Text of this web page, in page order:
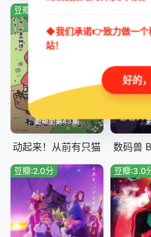
第33集 第34集
第42集
更新至第43集
豆瓣:1.0分
动起来！从前有只猫 数码兽
豆瓣:2.0分 豆瓣:3.0
◆我们承诺👉致力做一个
站！
好的